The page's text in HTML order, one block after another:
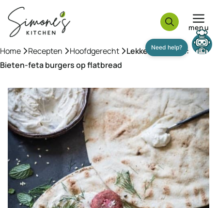
naar
inhoud
menu
Home »Recepten »Hoofdgerecht »Lekker weekend:
Bieten-feta burgers op flatbread